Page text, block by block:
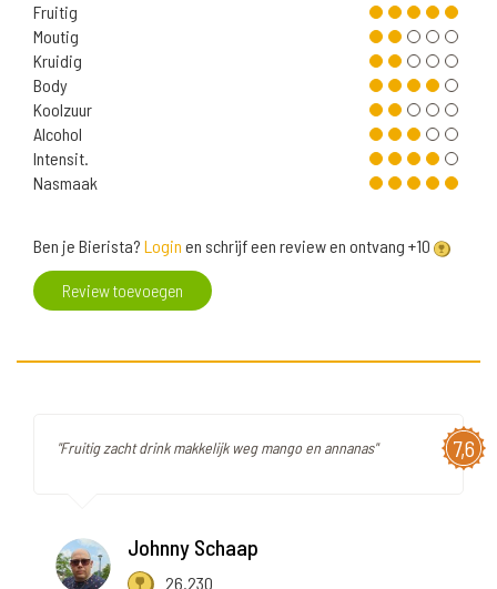
Fruitig
Moutig
Kruidig
Body
Koolzuur
Alcohol
Intensit.
Nasmaak
Ben je Bierista? Login en schrijf een review en ontvang +10
Review toevoegen
7,6
"Fruitig zacht drink makkelijk weg mango en annanas"
Johnny Schaap
26.230